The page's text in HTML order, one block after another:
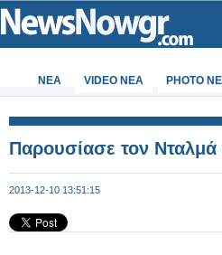
ΝΕΑ VIDEO NEA PHOTO
Παρουσίασε τον Νταλμά
2013-12-10 13:51:15